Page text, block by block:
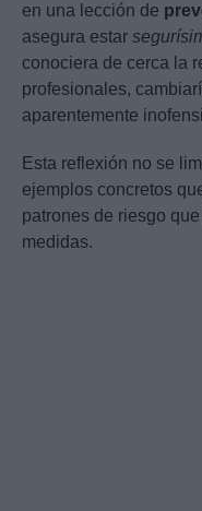
en una lección de
asegura estar
conociera de cerca la
profesionales,
aparentemente
Esta reflexión no se
ejemplos concretos
patrones de riesgo
medidas.